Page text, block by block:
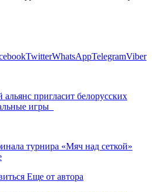
TwitterWhatsAppTelegramViber
пригласит белорусских
игры
турнира «Мяч над сеткой»
Еще от автора